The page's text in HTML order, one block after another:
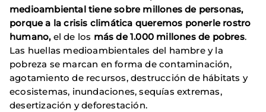
medioambiental tiene sobre millones de personas,
porque a la crisis climática queremos ponerle rostro
humano, el de los más de 1.000 millones de pobres.
Las huellas medioambientales del hambre y la
pobreza se marcan en forma de contaminación,
agotamiento de recursos, destrucción de hábitats y
ecosistemas, inundaciones, sequías extremas,
desertización y deforestación.